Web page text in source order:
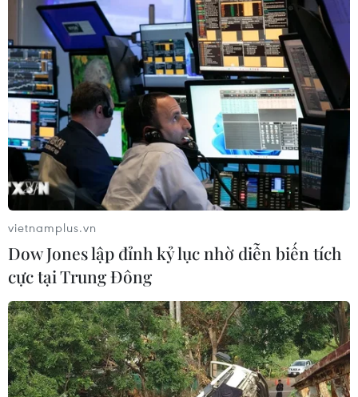
vietnamplus.vn
Dow Jones lập đỉnh kỷ lục nhờ diễn biến tích
cực tại Trung Đông